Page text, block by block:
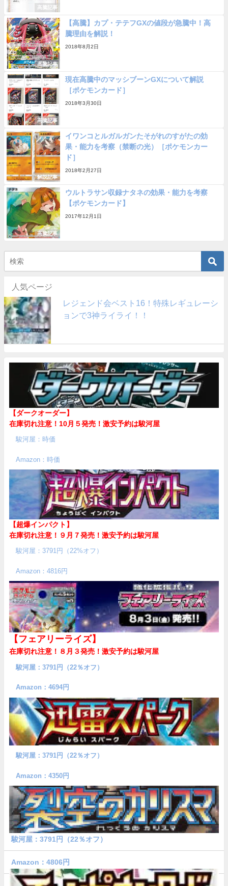
高騰記事
高騰記事
【高騰】カプ・テテフGXの値段が急騰中！高
騰理由を解説！
2018年8月2日
高騰記事
現在高騰中のマッシブーンGXについて解説
［ポケモンカード］
2018年3月30日
解説記事
イワンコとルガルガンたそがれのすがたの効
果・能力を考察（禁断の光）［ポケモンカー
ド］
2018年2月27日
高騰記事
ウルトラサン収録ナタネの効果・能力を考察
【ポケモンカード】
2017年12月1日
人気ページ
レジェンド会ベスト16！特殊レギュレーシ
ョンで3神ライライ！！
【ダークオーダー】
在庫切れ注意！10月５発売！ 激安予約は駿河屋
駿河屋：時価
Amazon：時価
【超爆インパクト】
在庫切れ注意！９月７発売！ 激安予約は駿河屋
駿河屋：3791円（22%オフ）
Amazon：4816円
【フェアリーライズ】
在庫切れ注意！８月３発売！ 激安予約は駿河屋
駿河屋：3791円（22％オフ）
Amazon：4694円
駿河屋：3791円（22％オフ）
Amazon：4350円
駿河屋：3791円（22％オフ）
Amazon：4806円